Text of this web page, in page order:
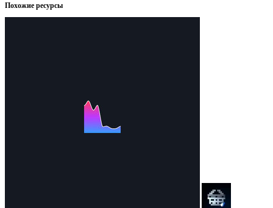
Похожие ресурсы